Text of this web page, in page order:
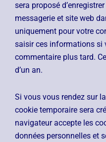
sera proposé
messagerie et site web
uniquement pour votre
saisir ces informations si
commentaire plus tard.
d’un an.
Si vous vous rendez sur
cookie temporaire sera
navigateur accepte les
données personnelles et